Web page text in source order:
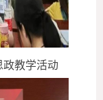
政教学活动